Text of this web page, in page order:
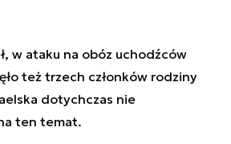
w ataku na obóz uchodźców
też trzech członków rodziny
dotychczas nie
ten temat.